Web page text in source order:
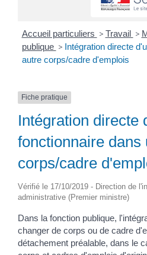
Accueil particuliers > Travail >
publique > Intégration directe
autre corps/cadre d'emplois
Fiche pratique
Intégration directe
fonctionnaire dans
corps/cadre
Vérifié le 17/10/2019 - Direction de
administrative (Premier ministre)
Dans la fonction publique,
changer de corps ou de cadre
détachement préalable, dans le